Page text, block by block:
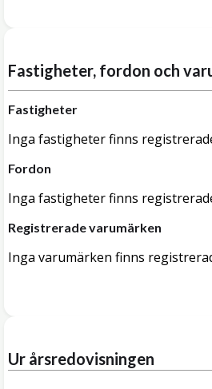
Fastigheter, fordon och
Fastigheter
Inga fastigheter finns
Fordon
Inga fastigheter finns
Registrerade varumärken
Inga varumärken finns
Ur årsredovisningen